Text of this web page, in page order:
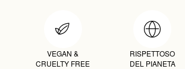
VEGAN &
CRUELTY FREE
RISPETTOSO
DEL PIANETA